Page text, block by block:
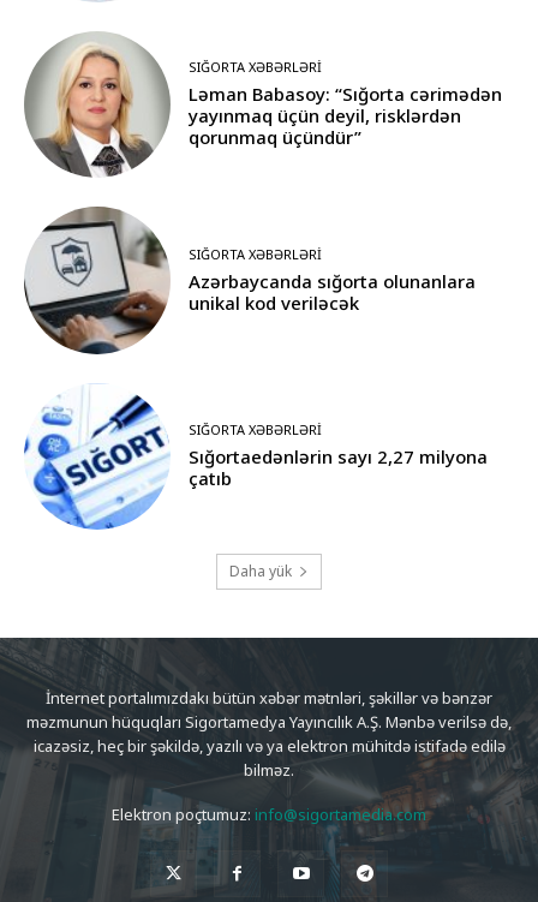
SIĞORTA XƏBƏRLƏRI
Ləman Babasoy: “Sığorta cərimədən
yayınmaq üçün deyil, risklərdən
qorunmaq üçündür”
SIĞORTA XƏBƏRLƏRI
Azərbaycanda sığorta olunanlara
unikal kod veriləcək
SIĞORTA XƏBƏRLƏRI
Sığortaedənlərin sayı 2,27 milyona
çatıb
Daha yük
İnternet portalımızdakı bütün xəbər mətnləri, şəkillər və bənzər
məzmunun hüquqları Sigortamedya Yayıncılık A.Ş. Mənbə verilsə də,
icazəsiz, heç bir şəkildə, yazılı və ya elektron mühitdə istifadə edilə
bilməz.
Elektron poçtumuz: info@sigortamedia.com